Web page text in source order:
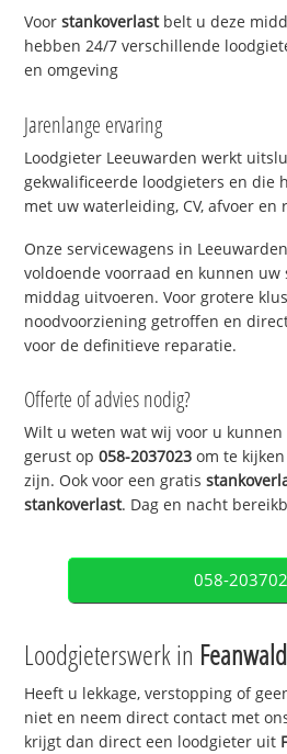
Voorstankoverlastbelt u deze
hebben 24/7 verschillende
en omgeving
Jarenlange ervaring
Loodgieter Leeuwarden werkt
gekwalificeerde loodgieters en die
met uw waterleiding, CV, afvoer en
Onze servicewagens in
voldoende voorraad en kunnen uw
middag uitvoeren. Voor grotere
noodvoorziening getroffen en
voor de definitieve reparatie.
Offerte of advies nodig?
Wilt u weten wat wij voor u kunnen
gerust op058-2037023 om te
zijn. Ook voor een gratis
stankoverlast. Dag en nacht
058-
Loodgieterswerk in
Heeft u lekkage, verstopping of
niet en neem direct contact met
krijgt dan direct een loodgieter uit